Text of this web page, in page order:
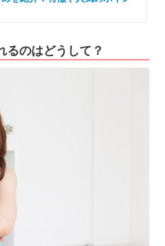
るのはどうして？